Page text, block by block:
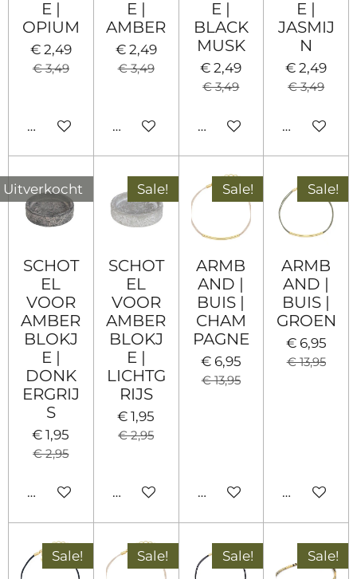
E |
OPIUM
€ 2,49
€ 3,49
In winkelwagen
E |
AMBER
€ 2,49
€ 3,49
In winkelwagen
E |
BLACK
MUSK
€ 2,49
€ 3,49
In winkelwagen
E |
JASMIJ
N
€ 2,49
€ 3,49
In
Uitverkocht
SCHOT
EL
VOOR
AMBER
BLOKJ
E |
DONK
ERGRIJ
S
€ 1,95
€ 2,95
Houd mij op de hoogte
Sale!
SCHOT
EL
VOOR
AMBER
BLOKJ
E |
LICHTG
RIJS
€ 1,95
€ 2,95
In winkelwagen
Sale!
ARMB
AND |
BUIS |
CHAM
PAGNE
€ 6,95
€ 13,95
In winkelwagen
Sale!
ARMB
AND |
BUIS |
GROEN
€ 6,95
€ 13,95
In
Sale! Sale! Sale! Sale!